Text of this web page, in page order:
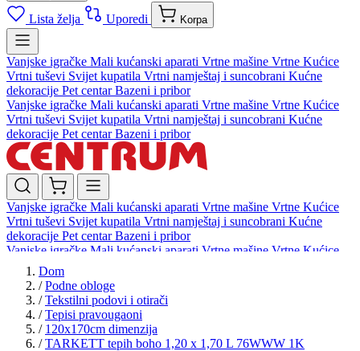
Lista želja Uporedi Korpa
Vanjske igračke Mali kućanski aparati Vrtne mašine Vrtne Kućice
Vrtni tuševi Svijet kupatila Vrtni namještaj i suncobrani Kućne
dekoracije Pet centarBazeni i pribor
Vanjske igračke Mali kućanski aparati Vrtne mašine Vrtne Kućice
Vrtni tuševi Svijet kupatila Vrtni namještaj i suncobrani Kućne
dekoracije Pet centarBazeni i pribor
Vanjske igračke Mali kućanski aparati Vrtne mašine Vrtne Kućice
Vrtni tuševi Svijet kupatila Vrtni namještaj i suncobrani Kućne
dekoracije Pet centarBazeni i pribor
Vanjske igračke Mali kućanski aparati Vrtne mašine Vrtne Kućice
Vrtni tuševi
dekoracijePet centar
Dom
/ Podne obloge
/ Tekstilni podovi i otirači
/ Tepisi pravougaoni
/ 120x170cm dimenzija
/ TARKETT tepih boho 1,20 x 1,70 L 76WWW 1K